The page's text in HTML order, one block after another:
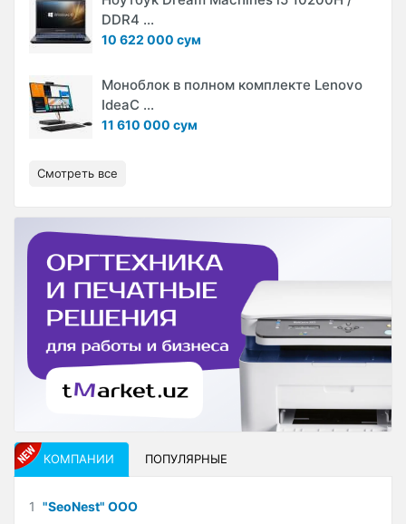
DDR4 ...
10 622 000 сум
Моноблок в полном комплекте Lenovo
IdeaC ...
11 610 000 сум
Смотреть все
КОМПАНИИ ПОПУЛЯРНЫЕ
1 "SeoNest" ООО